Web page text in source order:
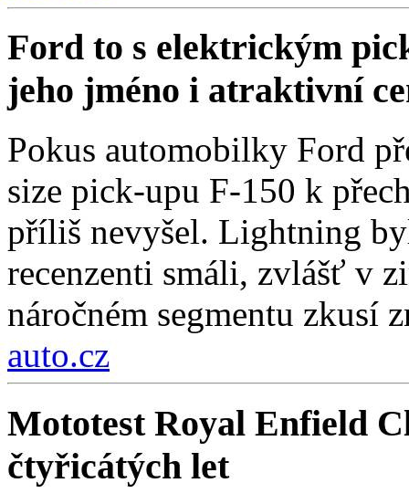
Ford to s elektrickým
jeho jméno i atraktivní
Pokus automobilky Ford
size pick-upu F-150 k
příliš nevyšel. Lightning
recenzenti smáli, zvlášť v
náročném segmentu zkusí
auto.cz
Mototest Royal Enfield
čtyřicátých let